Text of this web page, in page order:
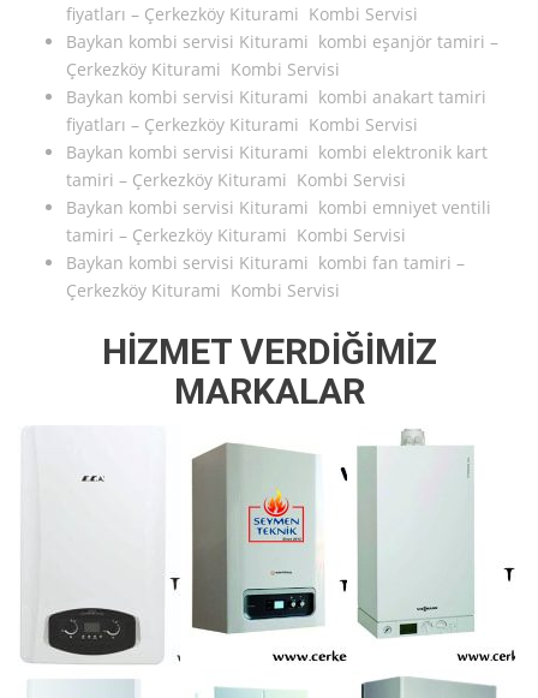
fiyatları – Çerkezköy Kiturami Kombi Servisi
Baykan kombi servisi Kiturami kombi eşanjör tamiri –
Çerkezköy Kiturami Kombi Servisi
Baykan kombi servisi Kiturami kombi anakart tamiri
fiyatları – Çerkezköy Kiturami Kombi Servisi
Baykan kombi servisi Kiturami kombi elektronik kart
tamiri – Çerkezköy Kiturami Kombi Servisi
Baykan kombi servisi Kiturami kombi emniyet ventili
tamiri – Çerkezköy Kiturami Kombi Servisi
Baykan kombi servisi Kiturami kombi fan tamiri –
Çerkezköy Kiturami Kombi Servisi
HİZMET VERDİĞİMİZ
MARKALAR